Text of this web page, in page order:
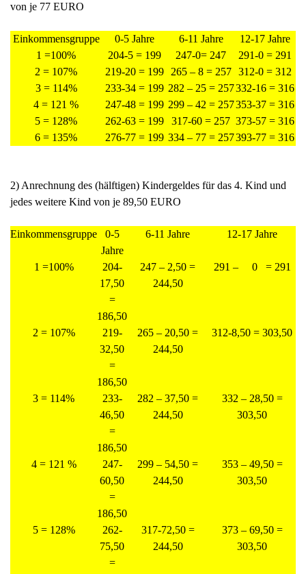
von je 77 EURO
Einkommensgruppe 0-5 Jahre 6-11 Jahre
12-17 Jahre
1 =100%
204-5 = 199 247-0= 247
291-0 = 291
2 = 107%
219-20 = 199 265 – 8 = 257
312-0 = 312
3 = 114%
233-34 = 199 282 – 25 = 257332-16 = 316
4 = 121 %
247-48 = 199 299 – 42 = 257353-37 = 316
5 = 128%
262-63 = 199 317-60 = 257 373-57 = 316
6 = 135%
276-77 = 199 334 – 77 = 257393-77 = 316
2) Anrechnung des (hälftigen) Kindergeldes für das 4. Kind und
jedes weitere Kind von je 89,50 EURO
Einkommensgruppe
0-5
Jahre
6-11 Jahre 12-17 Jahre
1 =100%
204-
17,50
=
186,50
247 – 2,50 =
244,50
291 – 0 = 291
2 = 107%
219-
32,50
=
186,50
265 – 20,50 =
244,50
312-8,50 = 303,50
3 = 114%
233-
46,50
=
186,50
282 – 37,50 =
244,50
332 – 28,50 =
303,50
4 = 121 %
247-
60,50
=
186,50
299 – 54,50 =
244,50
353 – 49,50 =
303,50
5 = 128%
262-
75,50
=
317-72,50 =
244,50
373 – 69,50 =
303,50